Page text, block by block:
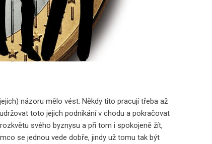
názoru mělo vést. Někdy tito pracují třeba až
udržovat toto jejich podnikání v chodu a pokračovat
svého byznysu a při tom i spokojeně žít,
se jednou vede dobře, jindy už tomu tak být